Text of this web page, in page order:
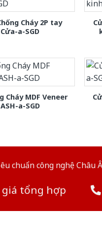
Cháy 2P tay
a-SGD
Cháy MDF Veneer
a-SGD
chuẩn công nghệ
tổng hợp